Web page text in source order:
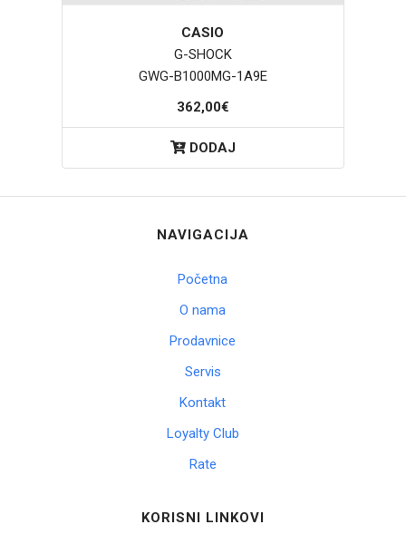
CASIO
G-SHOCK
GWG-B1000MG-1A9E
362,00€
DODAJ
NAVIGACIJA
Početna
O nama
Prodavnice
Servis
Kontakt
Loyalty Club
Rate
KORISNI LINKOVI